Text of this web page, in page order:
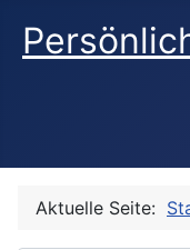
Aktuelle Seite: